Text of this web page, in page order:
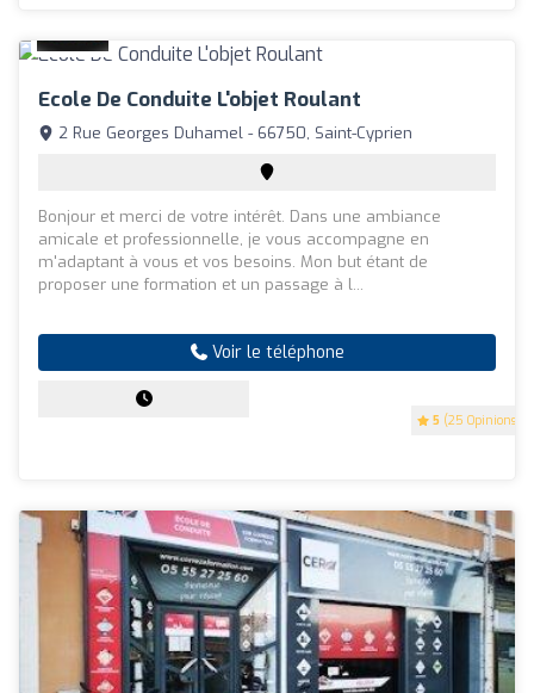
Ecole De Conduite L'objet Roulant
5 (25 Opinions)
2 Rue Georges Duhamel - 66750, Saint-Cyprien
Bonjour et merci de votre intérêt. Dans une ambiance
amicale et professionnelle, je vous accompagne en
m'adaptant à vous et vos besoins. Mon but étant de
proposer une formation et un passage à l...
Voir le téléphone